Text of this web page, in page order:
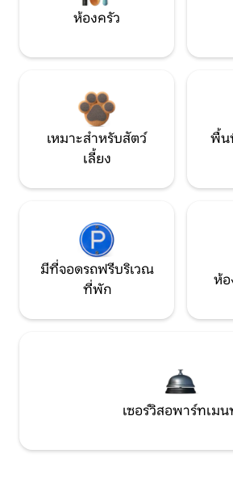
ห้องครัว
เหมาะสำหรับสัตว์
เลี้ยง
พื้น
มีที่จอดรถฟรีบริเวณ
ที่พัก
ห้อ
เซอร์วิสอพาร์ทเม